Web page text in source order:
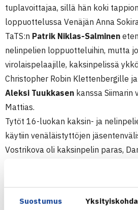
Suostumus
tuplavoittajaa, sillä hän koki
loppuottelussa Venäjän Anna
TaTS:n Patrik Niklas-Salminen
nelinpelien loppuotteluihin, mutta
virolaispelaajille, kaksinpelissä
Christopher Robin Klettenbergille
Aleksi Tuukkasen kanssa
Mattias.
Tytöt 16-luokan kaksin- ja
käytiin venäläistyttöjen
Vostrikova oli kaksinpelin paras,
Angelika Shapovalova nelinpelin
Pajulahti Junior Tournament
TE 14/16 Junior Tour -kilpailu